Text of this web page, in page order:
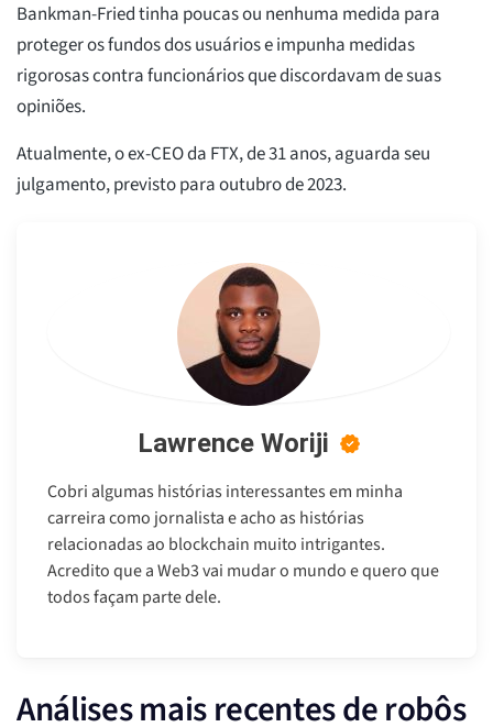
Bankman-Fried tinha poucas ou nenhuma medida para
proteger os fundos dos usuários e impunha medidas
rigorosas contra funcionários que discordavam de suas
opiniões.
Atualmente, o ex-CEO da FTX, de 31 anos, aguarda seu
julgamento, previsto para outubro de 2023.
Lawrence Woriji
Cobri algumas histórias interessantes em minha
carreira como jornalista e acho as histórias
relacionadas ao blockchain muito intrigantes.
Acredito que a Web3 vai mudar o mundo e quero que
todos façam parte dele.
Análises mais recentes de robôs